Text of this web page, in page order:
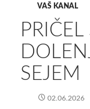
VAŠ KANAL
SEJEM
02.06.2026